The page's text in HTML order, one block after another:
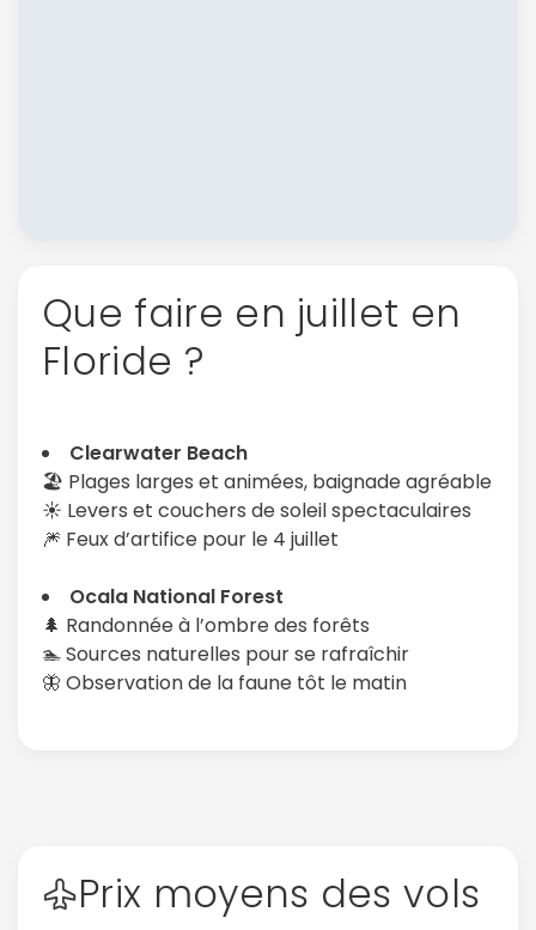
Que faire en juillet en
Floride ?
Clearwater Beach
🏖️ Plages larges et animées, baignade agréable
☀️ Levers et couchers de soleil spectaculaires
🎆 Feux d’artifice pour le 4 juillet
Ocala National Forest
🌲 Randonnée à l’ombre des forêts
🏊 Sources naturelles pour se rafraîchir
🦋 Observation de la faune tôt le matin
Prix moyens des vols